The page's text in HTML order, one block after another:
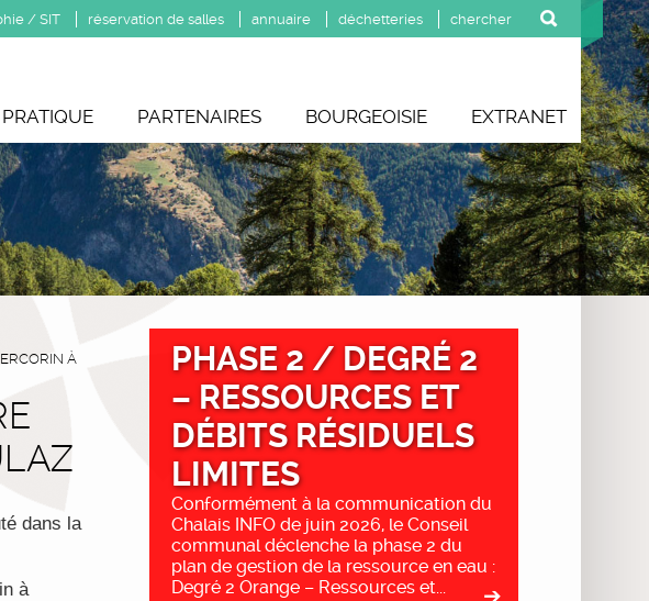
/ SIT réservation de salles annuaire déchetteries
PRATIQUE PARTENAIRES BOURGEOISIE EXTRANET
À
dans la
à
PHASE 2 / DEGRÉ 2
– RESSOURCES ET
DÉBITS RÉSIDUELS
LIMITES
Conformément à la communication du
Chalais INFO de juin 2026, le Conseil
communal déclenche la phase 2 du
plan de gestion de la ressource en eau :
Degré 2 Orange – Ressources et...